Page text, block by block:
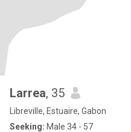
Larrea, 35
Libreville, Estuaire, Gabon
Seeking: Male 34 - 57